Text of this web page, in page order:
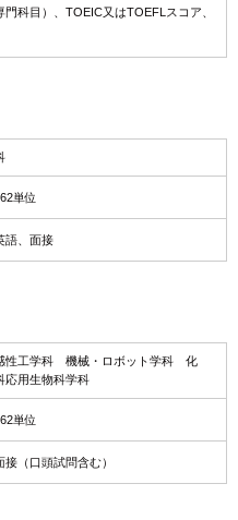
門科目）、TOEIC又はTOEFLスコア、
単位
語、面接
性工学科 機械・ロボット学科 化
応用生物科学科
単位
（口頭試問含む）